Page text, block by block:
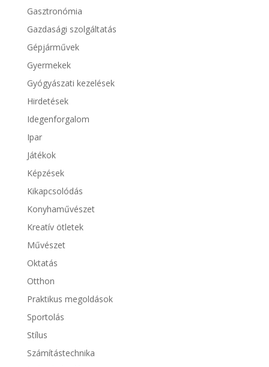
Gasztronómia
Gazdasági szolgáltatás
Gépjárművek
Gyermekek
Gyógyászati kezelések
Hirdetések
Idegenforgalom
Ipar
Játékok
Képzések
Kikapcsolódás
Konyhaművészet
Kreatív ötletek
Művészet
Oktatás
Otthon
Praktikus megoldások
Sportolás
Stílus
Számítástechnika